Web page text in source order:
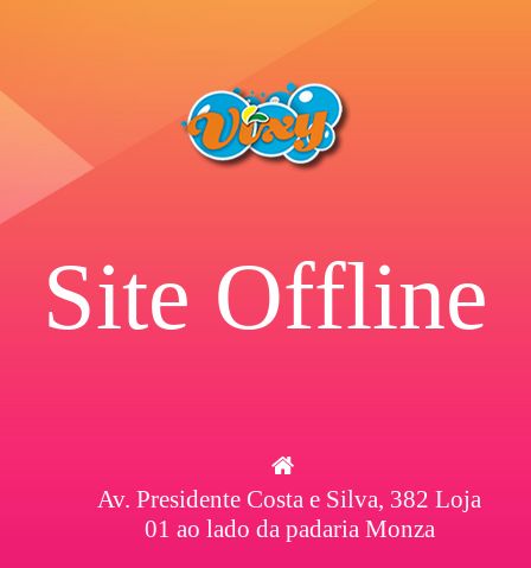
Site Offline
Av. Presidente Costa e Silva, 382 Loja
01 ao lado da padaria Monza